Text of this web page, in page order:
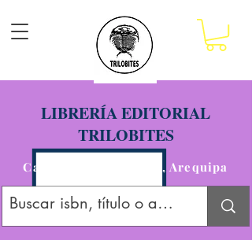
LIBRERÍA EDITORIAL
TRILOBITES
Calle San Agustín 201, Arequipa